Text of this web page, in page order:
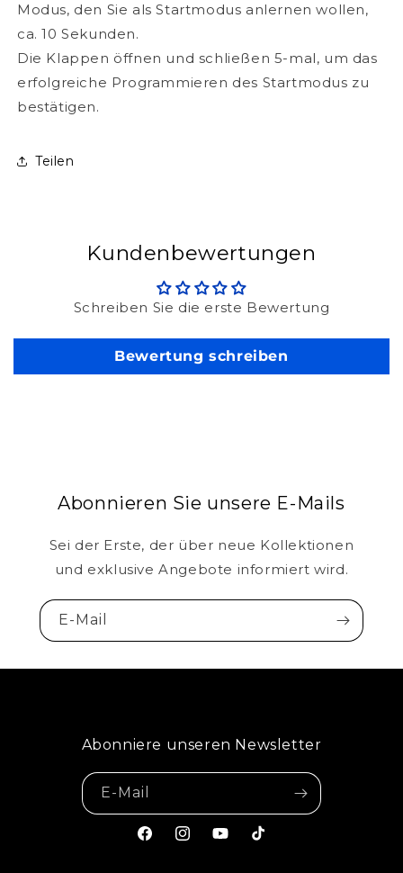
Modus, den Sie als Startmodus anlernen wollen,
ca. 10 Sekunden.
Die Klappen öffnen und schließen 5-mal, um das
erfolgreiche Programmieren des Startmodus zu
bestätigen.
Teilen
Kundenbewertungen
Schreiben Sie die erste Bewertung
Bewertung schreiben
Abonnieren Sie unsere E-Mails
Sei der Erste, der über neue Kollektionen
und exklusive Angebote informiert wird.
E-Mail
Abonniere unseren Newsletter
E-Mail
FacebookInstagramYouTubeTikTok